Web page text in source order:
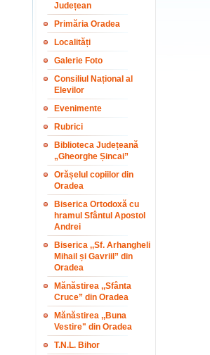
Județean
Primăria Oradea
Localități
Galerie Foto
Consiliul Național al
Elevilor
Evenimente
Rubrici
Biblioteca Județeană
„Gheorghe Șincai”
Orășelul copiilor din
Oradea
Biserica Ortodoxă cu
hramul Sfântul Apostol
Andrei
Biserica ,,Sf. Arhangheli
Mihail și Gavriil” din
Oradea
Mănăstirea ,,Sfânta
Cruce” din Oradea
Mănăstirea ,,Buna
Vestire" din Oradea
T.N.L. Bihor